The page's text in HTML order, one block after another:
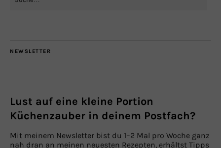
NEWSLETTER
Lust auf eine kleine Portion
Küchenzauber in deinem Postfach?
Mit meinem Newsletter bist du 1–2 Mal pro Woche ganz
nah dran an meinen neuesten Rezepten, erhältst Tipps